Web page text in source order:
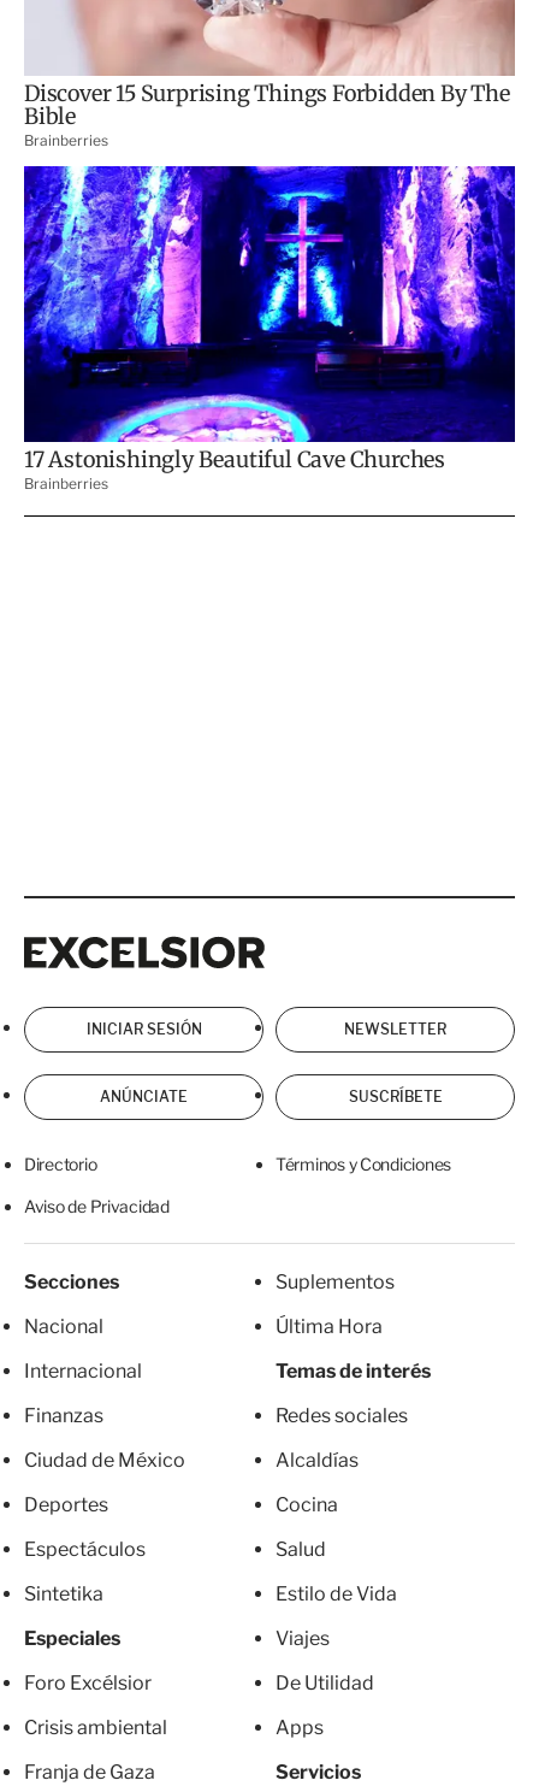
INICIAR SESIÓN NEWSLETTER
ANÚNCIATE SUSCRÍBETE
Directorio Términos y Condiciones
Aviso de Privacidad
Secciones
Nacional
Internacional
Finanzas
Ciudad de México
Deportes
Espectáculos
Sintetika
Especiales
Foro Excélsior
Crisis ambiental
Franja de Gaza
Suplementos
Última Hora
Temas de interés
Redes sociales
Alcaldías
Cocina
Salud
Estilo de Vida
Viajes
De Utilidad
Apps
Servicios